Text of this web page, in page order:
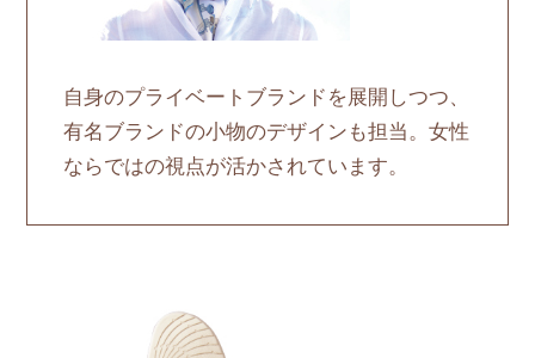
自身のプライベートブランドを展開しつつ、
有名ブランドの小物のデザインも担当。女性
ならではの視点が活かされています。